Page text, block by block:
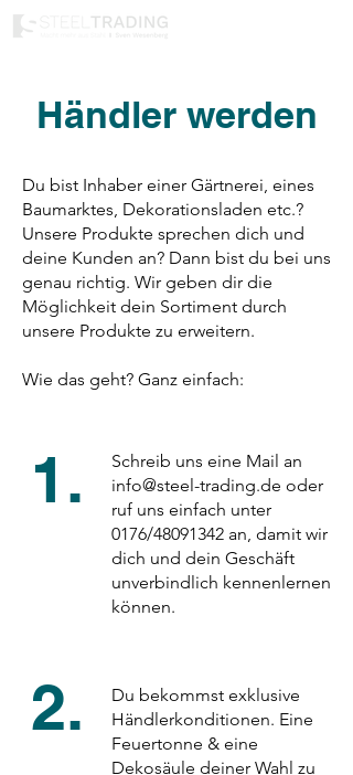
Händler werden
Du bist Inhaber einer Gärtnerei, eines
Baumarktes, Dekorationsladen etc.?
Unsere Produkte sprechen dich und
deine Kunden an? Dann bist du bei uns
genau richtig. Wir geben dir die
Möglichkeit dein Sortiment durch
unsere Produkte zu erweitern.
Wie das geht? Ganz einfach:
1. Schreib uns eine Mail an
info@steel-trading.de oder
ruf uns einfach unter
0176/48091342 an, damit wir
dich und dein Geschäft
unverbindlich kennenlernen
können.
2.
Du bekommst exklusive
Händlerkonditionen. Eine
Feuertonne & eine
Dekosäule deiner Wahl zu